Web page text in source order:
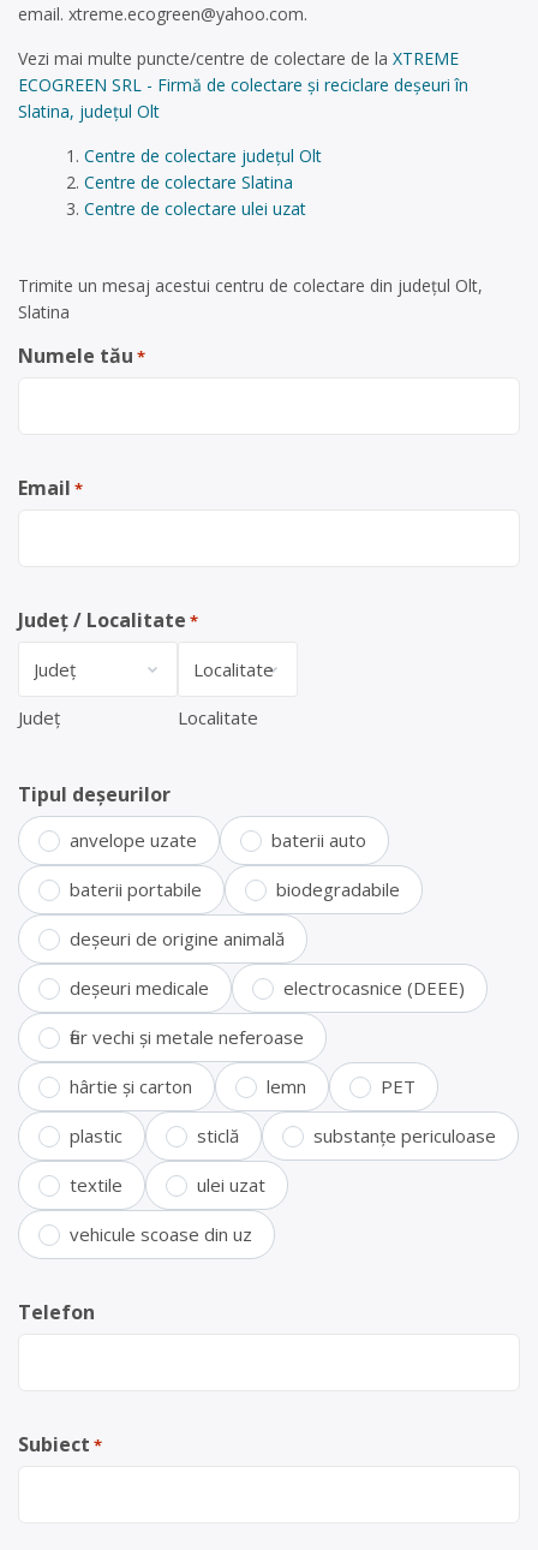
email. xtreme.ecogreen@yahoo.com.
Vezi mai multe puncte/centre de colectare de la XTREME
ECOGREEN SRL - Firmă de colectare și reciclare deșeuri în
Slatina, județul Olt
Centre de colectare județul Olt
Centre de colectare Slatina
Centre de colectare ulei uzat
Trimite un mesaj acestui centru de colectare din județul Olt,
Slatina
Numele tău *
Email *
Județ / Localitate *
Județ Localitate
Tipul deșeurilor
anvelope uzate baterii auto
baterii portabile biodegradabile
deșeuri de origine animală
deșeuri medicale electrocasnice (DEEE)
fier vechi și metale neferoase
hârtie și carton lemn PET
plastic sticlă substanțe periculoase
textile ulei uzat
vehicule scoase din uz
Telefon
Subiect *